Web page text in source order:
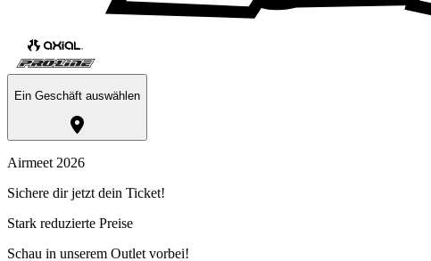
Ein Geschäft auswählen
Airmeet 2026
Sichere dir jetzt dein Ticket!
Stark reduzierte Preise
Schau in unserem Outlet vorbei!